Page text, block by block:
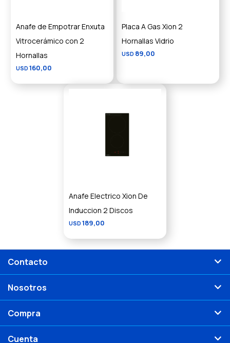
Anafe de Empotrar Enxuta
Vitrocerámico con 2
Hornallas
USD 160,00
Placa A Gas Xion 2
Hornallas Vidrio
USD 89,00
Anafe Electrico Xion De
Induccion 2 Discos
USD 189,00
Contacto
Nosotros
Compra
Cuenta